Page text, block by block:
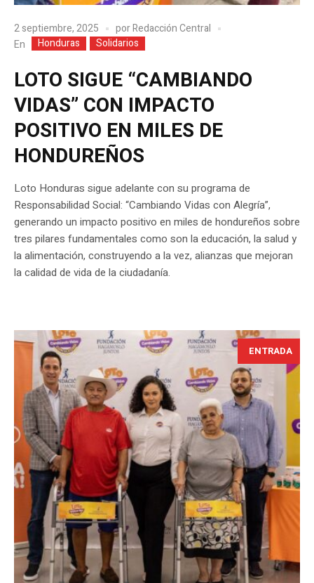
2 septiembre, 2025 porRedacción Central
En
Honduras Solidarios
LOTO SIGUE “CAMBIANDO
VIDAS” CON IMPACTO
POSITIVO EN MILES DE
HONDUREÑOS
Loto Honduras sigue adelante con su programa de
Responsabilidad Social: “Cambiando Vidas con Alegría”,
generando un impacto positivo en miles de hondureños sobre
tres pilares fundamentales como son la educación, la salud y
la alimentación, construyendo a la vez, alianzas que mejoran
la calidad de vida de la ciudadanía.
ENTRADA